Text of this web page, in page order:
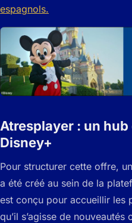
Atresplayer : un
Disney+
Pour structurer cette offre,
a été créé au sein de la
est conçu pour accueillir les
qu’il s’agisse de